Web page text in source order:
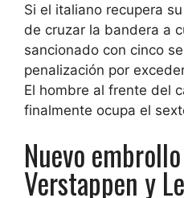
Si el italiano recupera
de cruzar la bandera a
sancionado con cinco
penalización por
El hombre al frente del
finalmente ocupa el
Nuevo
Verstappen y